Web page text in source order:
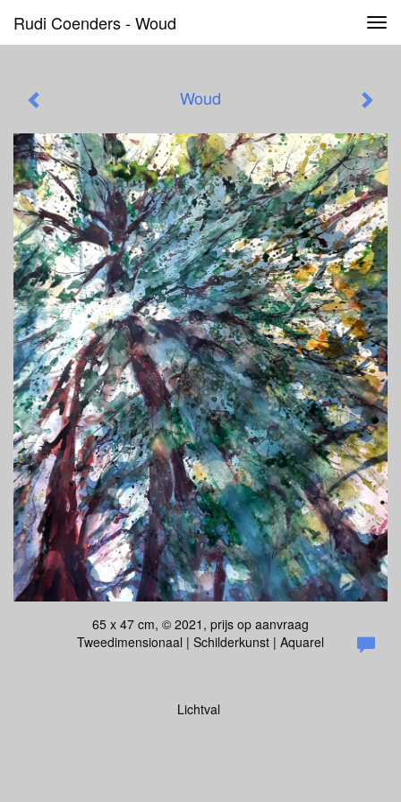
Rudi Coenders - Woud
Woud
65 x 47 cm, © 2021, prijs op aanvraag
Tweedimensionaal | Schilderkunst | Aquarel
Lichtval